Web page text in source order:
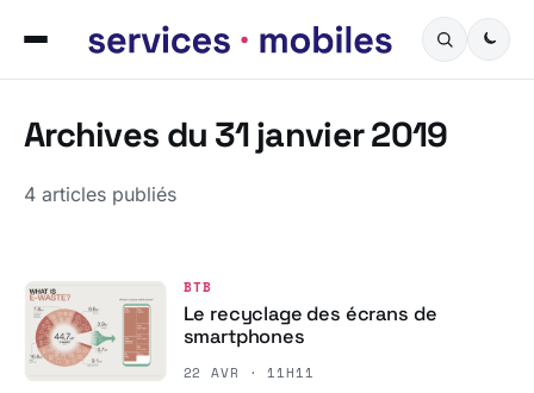
Archives du 31 janvier 2019
4 articles publiés
BTB
Le recyclage des écrans de
smartphones
22 AVR · 11H11